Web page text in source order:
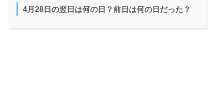
4月28日の翌日は何の日？前日は何の日だった？